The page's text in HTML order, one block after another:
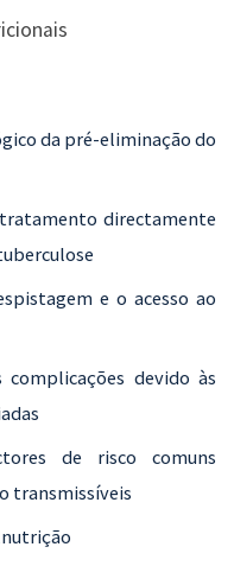
da pré-eliminação do
directamente
e o acesso ao
devido às
de risco comuns
transmissíveis